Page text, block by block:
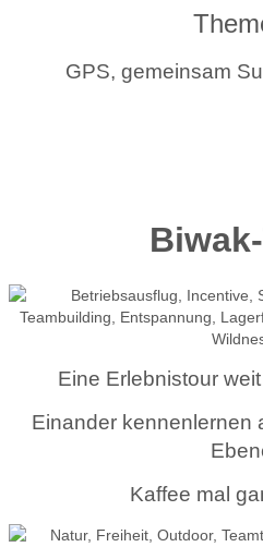
GPS, gemeinsam
Eine Erlebnistour
Einander kennenlernen
Kaffee mal